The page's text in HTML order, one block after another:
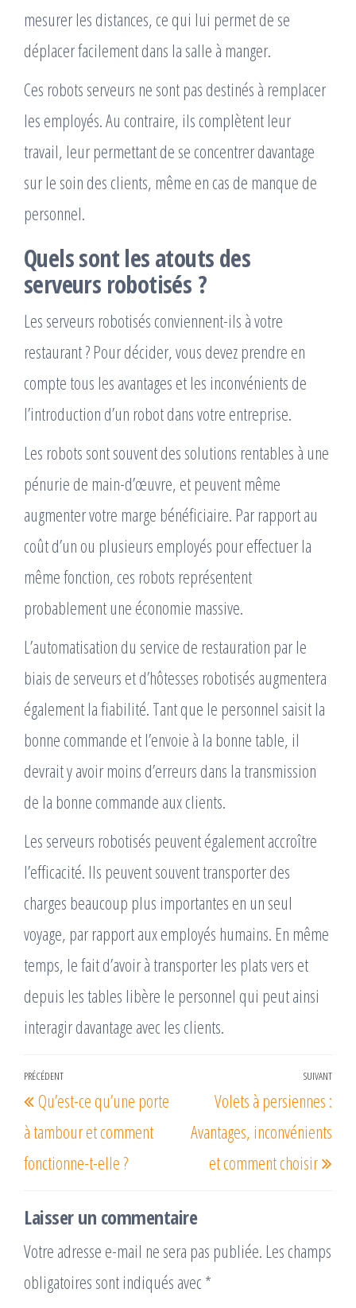
mesurer les distances, ce qui lui permet de se
déplacer facilement dans la salle à manger.
Ces robots serveurs ne sont pas destinés à remplacer
les employés. Au contraire, ils complètent leur
travail, leur permettant de se concentrer davantage
sur le soin des clients, même en cas de manque de
personnel.
Quels sont les atouts des
serveurs robotisés ?
Les serveurs robotisés conviennent-ils à votre
restaurant ? Pour décider, vous devez prendre en
compte tous les avantages et les inconvénients de
l’introduction d’un robot dans votre entreprise.
Les robots sont souvent des solutions rentables à une
pénurie de main-d’œuvre, et peuvent même
augmenter votre marge bénéficiaire. Par rapport au
coût d’un ou plusieurs employés pour effectuer la
même fonction, ces robots représentent
probablement une économie massive.
L’automatisation du service de restauration par le
biais de serveurs et d’hôtesses robotisés augmentera
également la fiabilité. Tant que le personnel saisit la
bonne commande et l’envoie à la bonne table, il
devrait y avoir moins d’erreurs dans la transmission
de la bonne commande aux clients.
Les serveurs robotisés peuvent également accroître
l’efficacité. Ils peuvent souvent transporter des
charges beaucoup plus importantes en un seul
voyage, par rapport aux employés humains. En même
temps, le fait d’avoir à transporter les plats vers et
depuis les tables libère le personnel qui peut ainsi
interagir davantage avec les clients.
Navigation
de
l’article
Article
précédent
PRÉCÉDENT
Qu’est-ce qu’une porte
à tambour et comment
fonctionne-t-elle ?
SUIVANT
Volets à persiennes :
Avantages, inconvénients
et comment choisir
Laisser un commentaire
Votre adresse e-mail ne sera pas publiée. Les champs
obligatoires sont indiqués avec *